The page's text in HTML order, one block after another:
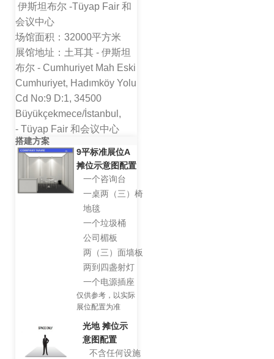
伊斯坦布尔 -Tüyap Fair 和
会议中心
场馆面积：32000平方米
展馆地址：土耳其 - 伊斯坦
布尔 - Cumhuriyet Mah Eski
Cumhuriyet, Hadımköy Yolu
Cd No:9 D:1, 34500
Büyükçekmece/İstanbul,
- Tüyap Fair 和会议中心
搭建方案
9平标准展位A
摊位示意图配置
一个咨询台
一桌两（三）椅
地毯
一个垃圾桶
公司楣板
两（三）面墙板
两到四盏射灯
一个电源插座
仅供参考，以实际
展位配置为准
光地 摊位示
意图配置
不含任何设施